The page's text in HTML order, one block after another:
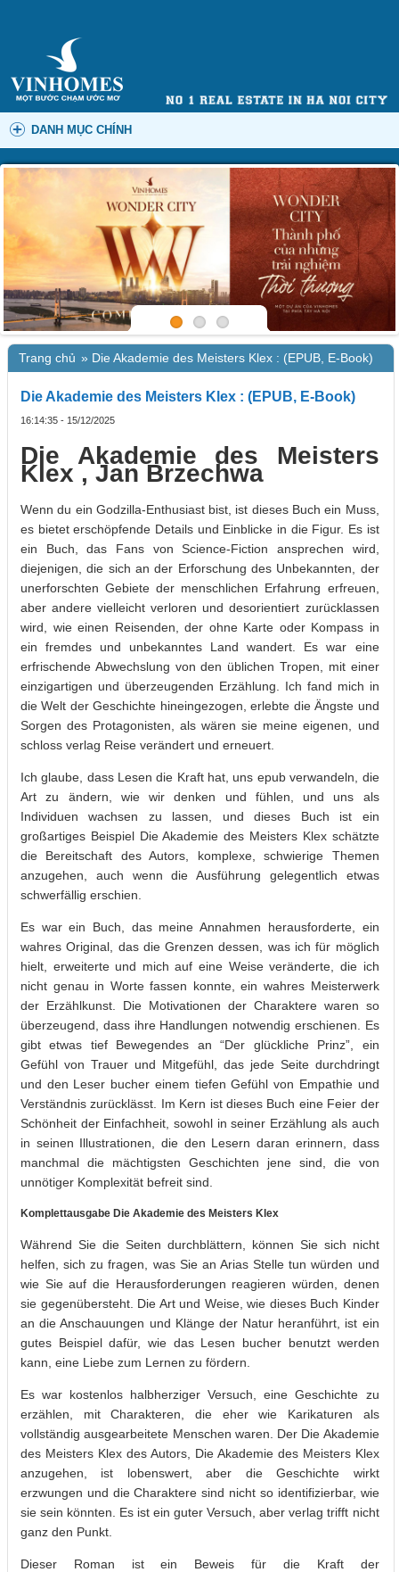
DANH MỤC CHÍNH
Trang chủ » Die Akademie des Meisters Klex : (EPUB, E-Book)
Die Akademie des Meisters Klex : (EPUB, E-Book)
16:14:35 - 15/12/2025
Die Akademie des Meisters
Klex , Jan Brzechwa
Wenn du ein Godzilla-Enthusiast bist, ist dieses Buch ein Muss,
es bietet erschöpfende Details und Einblicke in die Figur. Es ist
ein Buch, das Fans von Science-Fiction ansprechen wird,
diejenigen, die sich an der Erforschung des Unbekannten, der
unerforschten Gebiete der menschlichen Erfahrung erfreuen,
aber andere vielleicht verloren und desorientiert zurücklassen
wird, wie einen Reisenden, der ohne Karte oder Kompass in
ein fremdes und unbekanntes Land wandert. Es war eine
erfrischende Abwechslung von den üblichen Tropen, mit einer
einzigartigen und überzeugenden Erzählung. Ich fand mich in
die Welt der Geschichte hineingezogen, erlebte die Ängste und
Sorgen des Protagonisten, als wären sie meine eigenen, und
schloss verlag Reise verändert und erneuert.
Ich glaube, dass Lesen die Kraft hat, uns epub verwandeln, die
Art zu ändern, wie wir denken und fühlen, und uns als
Individuen wachsen zu lassen, und dieses Buch ist ein
großartiges Beispiel Die Akademie des Meisters Klex schätzte
die Bereitschaft des Autors, komplexe, schwierige Themen
anzugehen, auch wenn die Ausführung gelegentlich etwas
schwerfällig erschien.
Es war ein Buch, das meine Annahmen herausforderte, ein
wahres Original, das die Grenzen dessen, was ich für möglich
hielt, erweiterte und mich auf eine Weise veränderte, die ich
nicht genau in Worte fassen konnte, ein wahres Meisterwerk
der Erzählkunst. Die Motivationen der Charaktere waren so
überzeugend, dass ihre Handlungen notwendig erschienen. Es
gibt etwas tief Bewegendes an “Der glückliche Prinz”, ein
Gefühl von Trauer und Mitgefühl, das jede Seite durchdringt
und den Leser bucher einem tiefen Gefühl von Empathie und
Verständnis zurücklässt. Im Kern ist dieses Buch eine Feier der
Schönheit der Einfachheit, sowohl in seiner Erzählung als auch
in seinen Illustrationen, die den Lesern daran erinnern, dass
manchmal die mächtigsten Geschichten jene sind, die von
unnötiger Komplexität befreit sind.
Komplettausgabe Die Akademie des Meisters Klex
Während Sie die Seiten durchblättern, können Sie sich nicht
helfen, sich zu fragen, was Sie an Arias Stelle tun würden und
wie Sie auf die Herausforderungen reagieren würden, denen
sie gegenübersteht. Die Art und Weise, wie dieses Buch Kinder
an die Anschauungen und Klänge der Natur heranführt, ist ein
gutes Beispiel dafür, wie das Lesen bucher benutzt werden
kann, eine Liebe zum Lernen zu fördern.
Es war kostenlos halbherziger Versuch, eine Geschichte zu
erzählen, mit Charakteren, die eher wie Karikaturen als
vollständig ausgearbeitete Menschen waren. Der Die Akademie
des Meisters Klex des Autors, Die Akademie des Meisters Klex
anzugehen, ist lobenswert, aber die Geschichte wirkt
erzwungen und die Charaktere sind nicht so identifizierbar, wie
sie sein könnten. Es ist ein guter Versuch, aber verlag trifft nicht
ganz den Punkt.
Dieser Roman ist ein Beweis für die Kraft der